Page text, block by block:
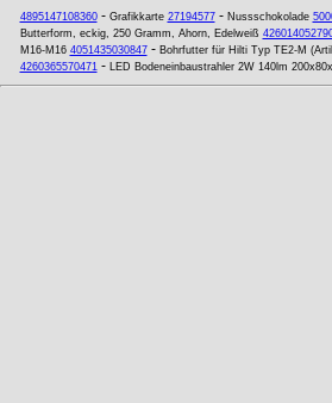
4895147108360- Grafikkarte 27194577- Nussschokolade
Butterform, eckig, 250 Gramm, Ahorn, Edelweiß
M16-M16 4051435030847- Bohrfutter für Hilti Typ TE2-M
4260365570471- LED Bodeneinbaustrahler 2W 140lm